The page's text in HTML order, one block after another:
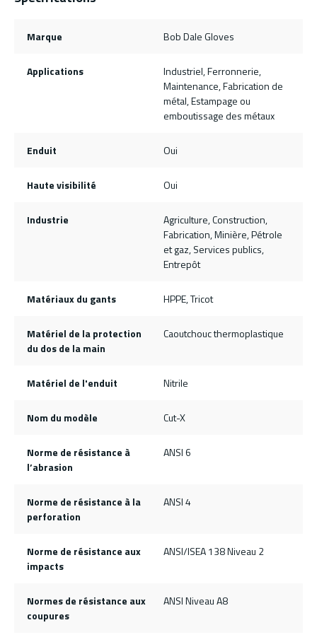
Marque Bob Dale Gloves
Applications
Industriel, Ferronnerie,
Maintenance, Fabrication de
métal, Estampage ou
emboutissage des métaux
Enduit Oui
Haute visibilité Oui
Industrie
Agriculture, Construction,
Fabrication, Minière, Pétrole
et gaz, Services publics,
Entrepôt
Matériaux du gants HPPE, Tricot
Matériel de la protection
du dos de la main
Caoutchouc thermoplastique
Matériel de l'enduit Nitrile
Nom du modèle Cut-X
Norme de résistance à
l’abrasion
ANSI 6
Norme de résistance à la
perforation
ANSI 4
Norme de résistance aux
impacts
ANSI/ISEA 138 Niveau 2
Normes de résistance aux
coupures
ANSI Niveau A8